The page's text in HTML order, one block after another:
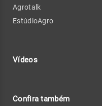
Agrotalk
EstúdioAgro
Vídeos
Confira também